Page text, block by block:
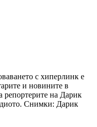
с хиперлинк е
и новините в
репортерите на Дарик
Снимки: Дарик